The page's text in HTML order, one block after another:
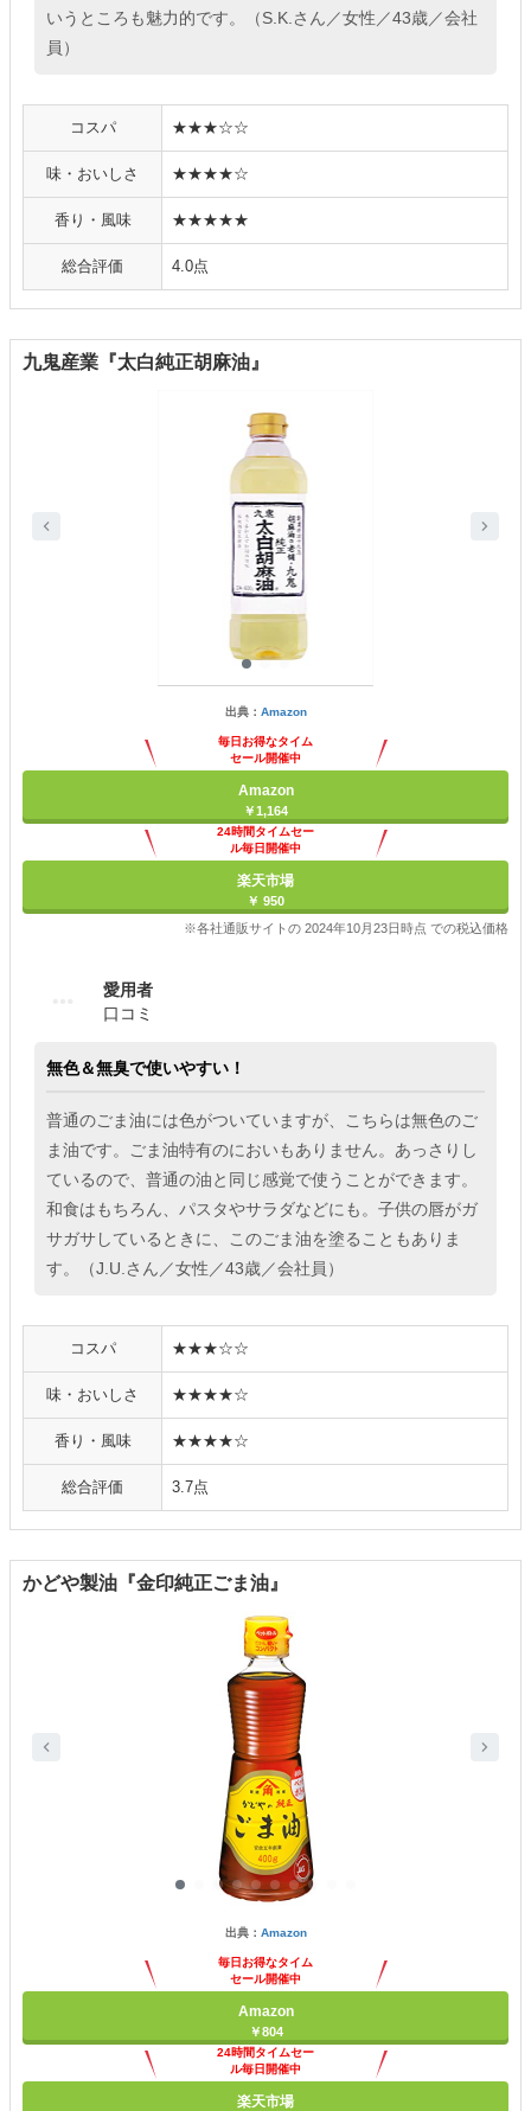
いうところも魅力的です。（S.K.さん／女性／43歳／会社
員）
コスパ ★★★☆☆
味・おいしさ ★★★★☆
香り・風味 ★★★★★
総合評価 4.0点
九鬼産業『太白純正胡麻油』
出典： Amazon
毎日お得なタイム
セール開催中
Amazon
￥1,164
24時間タイムセー
ル毎日開催中
楽天市場
￥ 950
※各社通販サイトの 2024年10月23日時点 での税込価格
愛用者
口コミ
無色＆無臭で使いやすい！
普通のごま油には色がついていますが、こちらは無色のご
ま油です。ごま油特有のにおいもありません。あっさりし
ているので、普通の油と同じ感覚で使うことができます。
和食はもちろん、パスタやサラダなどにも。子供の唇がガ
サガサしているときに、このごま油を塗ることもありま
す。（J.U.さん／女性／43歳／会社員）
コスパ ★★★☆☆
味・おいしさ ★★★★☆
香り・風味 ★★★★☆
総合評価 3.7点
かどや製油『金印純正ごま油』
出典： Amazon
毎日お得なタイム
セール開催中
Amazon
￥804
24時間タイムセー
ル毎日開催中
楽天市場